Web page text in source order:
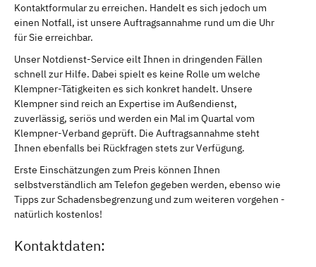
Kontaktformular zu erreichen. Handelt es sich jedoch um
einen Notfall, ist unsere Auftragsannahme rund um die Uhr
für Sie erreichbar.
Unser Notdienst-Service eilt Ihnen in dringenden Fällen
schnell zur Hilfe. Dabei spielt es keine Rolle um welche
Klempner-Tätigkeiten es sich konkret handelt. Unsere
Klempner sind reich an Expertise im Außendienst,
zuverlässig, seriös und werden ein Mal im Quartal vom
Klempner-Verband geprüft. Die Auftragsannahme steht
Ihnen ebenfalls bei Rückfragen stets zur Verfügung.
Erste Einschätzungen zum Preis können Ihnen
selbstverständlich am Telefon gegeben werden, ebenso wie
Tipps zur Schadensbegrenzung und zum weiteren vorgehen -
natürlich kostenlos!
Kontaktdaten: